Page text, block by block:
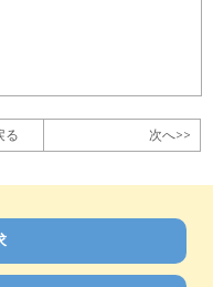
る 次へ>>